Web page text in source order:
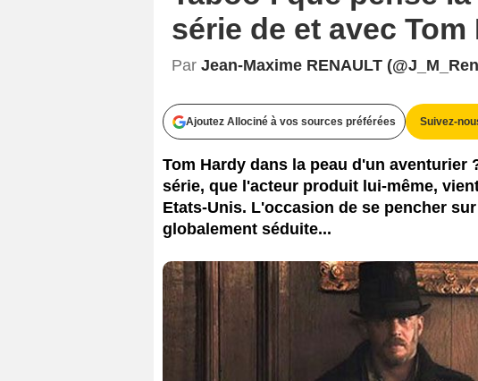
série de et avec Tom
Par Jean-Maxime RENAULT
Ajoutez Allociné à vos sources préférées Suivez-
Tom Hardy dans la peau d'un aventurier
série, que l'acteur produit lui-même,
Etats-Unis. L'occasion de se pencher
globalement séduite...